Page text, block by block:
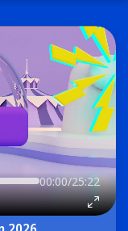
00:00/25:22